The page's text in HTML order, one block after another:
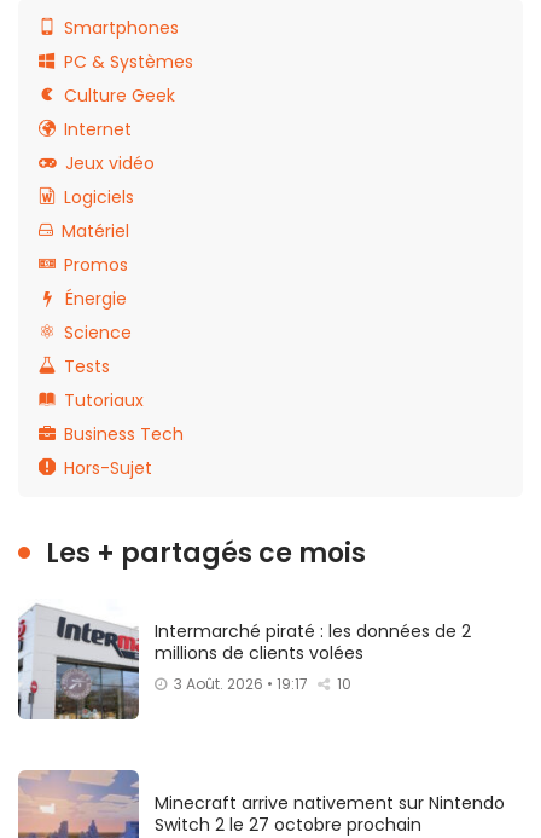
Smartphones
PC & Systèmes
Culture Geek
Internet
Jeux vidéo
Logiciels
Matériel
Promos
Énergie
Science
Tests
Tutoriaux
Business Tech
Hors-Sujet
Les + partagés ce mois
Intermarché piraté : les données de 2
millions de clients volées
3 Août. 2026 • 19:17 10
Minecraft arrive nativement sur Nintendo
Switch 2 le 27 octobre prochain